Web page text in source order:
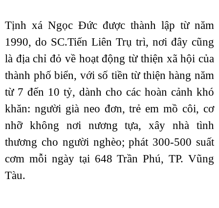
Tịnh xá Ngọc Đức được thành lập từ năm
1990, do SC.Tiến Liên Trụ trì, nơi đây cũng
là địa chỉ đỏ về hoạt động từ thiện xã hội của
thành phố biển, với số tiền từ thiện hàng năm
từ 7 đến 10 tỷ, dành cho các hoàn cảnh khó
khăn: người già neo đơn, trẻ em mồ côi, cơ
nhỡ không nơi nương tựa, xây nhà tình
thương cho người nghèo; phát 300-500 suất
cơm mỗi ngày tại 648 Trần Phú, TP. Vũng
Tàu.